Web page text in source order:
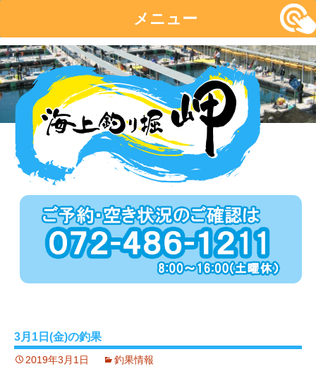
メニュー
コ
ン
テ
ン
3月1日(金)の釣果
2019年3月1日 釣果情報